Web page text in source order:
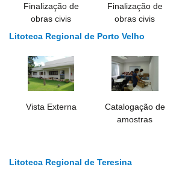
Finalização de
obras civis
Finalização de
obras civis
Litoteca Regional de Porto Velho
Vista Externa
Catalogação de
amostras
Litoteca Regional de Teresina